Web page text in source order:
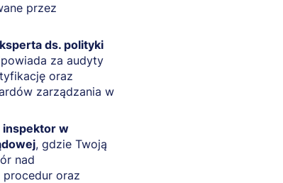
przez
ds. polityki
za audyty
oraz
zarządzania w
inspektor w
, gdzie Twoją
nad
procedur oraz